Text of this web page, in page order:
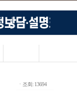
ㆍ조회: 13694